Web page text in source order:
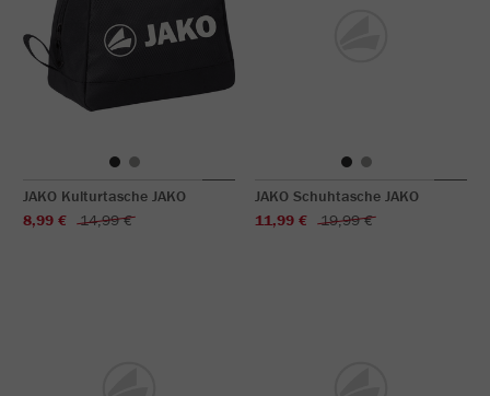
JAKO Kulturtasche JAKO
8,99 €
14,99 €
JAKO Schuhtasche JAKO
11,99 €
19,99 €